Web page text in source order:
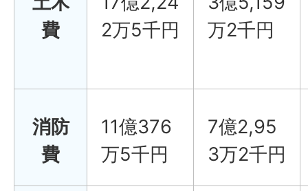
費
2万5千円
万2千円
消防
費
11億376
万5千円
7億2,95
3万2千円